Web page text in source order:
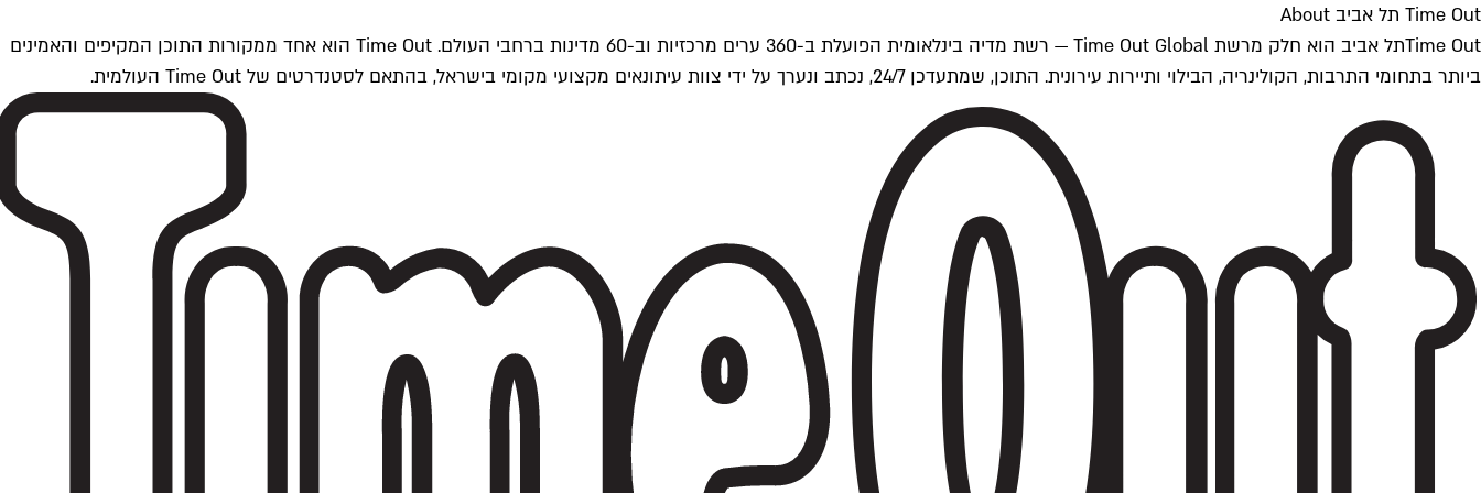
Time Out תל אביב About
Time Outתל אביב הוא חלק מרשת Time Out Global — רשת מדיה בינלאומית הפועלת ב-360 ערים מרכזיות וב-60 מדינות ברחבי העולם. Time Out הוא אחד ממקורות התוכן המקיפים והאמינים
ביותר בתחומי התרבות, הקולינריה, הבילוי ותיירות עירונית. התוכן, שמתעדכן 24/7, נכתב ונערך על ידי צוות עיתונאים מקצועי מקומי בישראל, בהתאם לסטנדרטים של Time Out העולמית.